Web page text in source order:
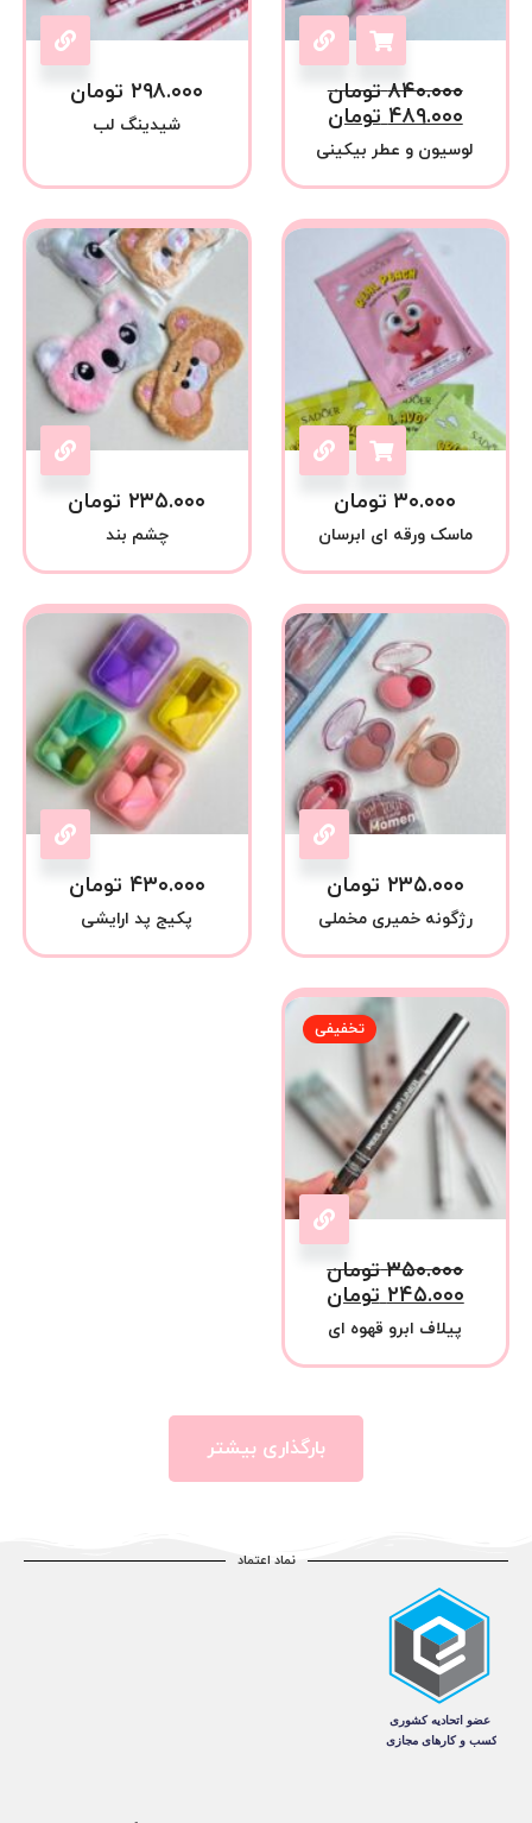
۸۴۰.۰۰۰ تومان
۴۸۹.۰۰۰ تومان
لوسیون و عطر بیکینی
۲۹۸.۰۰۰ تومان
شیدینگ لب
۳۰.۰۰۰ تومان
ماسک ورقه ای ابرسان
۲۳۵.۰۰۰ تومان
چشم بند
۲۳۵.۰۰۰ تومان
رژگونه خمیری مخملی
۴۳۰.۰۰۰ تومان
پکیج پد ارایشی
تخفیفی
۳۵۰.۰۰۰ تومان
۲۴۵.۰۰۰ تومان
پیلاف ابرو قهوه ای
بارگذاری بیشتر
نماد اعتماد